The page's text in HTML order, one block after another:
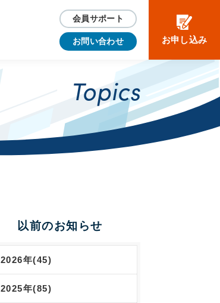
会員サポート
お問い合わせ お申し込み
Topics
以前のお知らせ
2026年(45)
2025年(85)